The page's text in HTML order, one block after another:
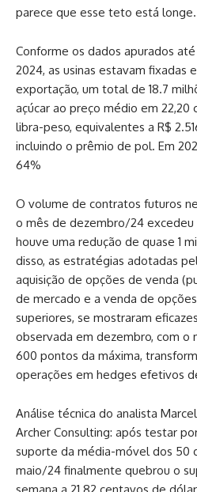
parece que esse teto está longe.
Conforme os dados apurados
2024, as usinas estavam fixadas
exportação, um total de 18.7
açúcar ao preço médio em
libra-peso, equivalentes a R$
incluindo o prêmio de pol. Em
64%
O volume de contratos futuros
o mês de dezembro/24 excedeu
houve uma redução de quase 1
disso, as estratégias adotadas
aquisição de opções de venda
de mercado e a venda de
superiores, se mostraram
observada em dezembro, com o
600 pontos da máxima,
operações em hedges efetivos
Análise técnica do analista
Archer Consulting: após testar
suporte da média-móvel dos 50
maio/24 finalmente quebrou o